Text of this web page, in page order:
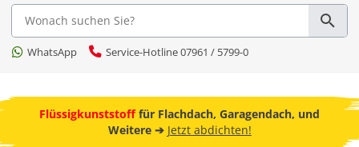
Suche
WhatsApp Service-Hotline 07961 / 5799-0
Flüssigkunststofffür Flachdach, Garagendach, und
Weitere ➔ Jetzt abdichten!